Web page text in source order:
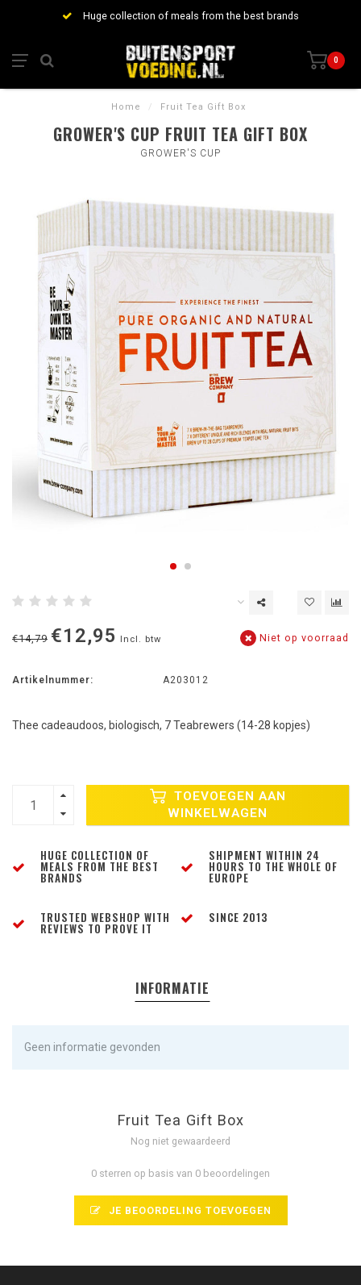
Huge collection of meals from the best brands
0
Home / Fruit Tea Gift Box
GROWER'S CUP FRUIT TEA GIFT BOX
GROWER'S CUP
€14,79 €12,95 Incl. btw Niet op voorraad
Artikelnummer: A203012
Thee cadeaudoos, biologisch, 7 Teabrewers (14-28 kopjes)
TOEVOEGEN AAN
WINKELWAGEN
HUGE COLLECTION OF
MEALS FROM THE BEST
BRANDS
SHIPMENT WITHIN 24
HOURS TO THE WHOLE OF
EUROPE
TRUSTED WEBSHOP WITH
REVIEWS TO PROVE IT
SINCE 2013
INFORMATIE
Geen informatie gevonden
Fruit Tea Gift Box
Nog niet gewaardeerd
0 sterren op basis van 0 beoordelingen
JE BEOORDELING TOEVOEGEN